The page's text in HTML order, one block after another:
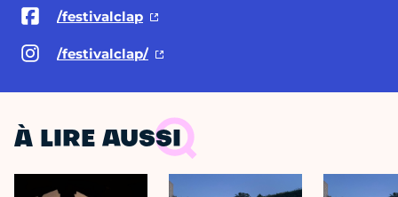
/festivalclap
/festivalclap/
À LIRE AUSSI